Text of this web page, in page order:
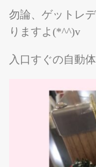
勿論、ゲットレ
りますよ(*^^)v
入口すぐの自動